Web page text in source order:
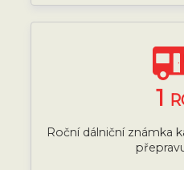
1
Roční dálniční známka